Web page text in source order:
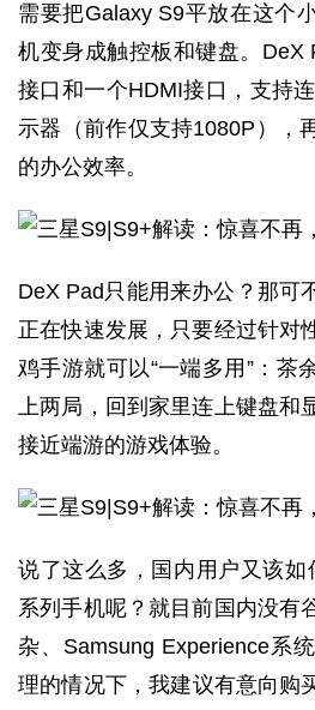
需要把Galaxy S9平放在这个
机变身成触控板和键盘。DeX
接口和一个HDMI接口，支持
示器（前作仅支持1080P），
的办公效率。
DeX Pad只能用来办公？那可
正在快速发展，只要经过针对
鸡手游就可以“一端多用”：茶
上两局，回到家里连上键盘和
接近端游的游戏体验。
说了这么多，国内用户又该如
系列手机呢？就目前国内没有
杂、Samsung Experience系
理的情况下，我建议有意向购